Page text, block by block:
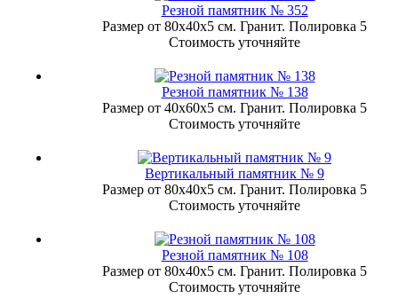
Резной памятник № 352
Размер от 80х40х5 см. Гранит. Полировка 5
Стоимость уточняйте
Резной памятник № 138
Размер от 40х60х5 см. Гранит. Полировка 5
Стоимость уточняйте
Вертикальный памятник № 9
Размер от 80х40х5 см. Гранит. Полировка 5
Стоимость уточняйте
Резной памятник № 108
Размер от 80х40х5 см. Гранит. Полировка 5
Стоимость уточняйте